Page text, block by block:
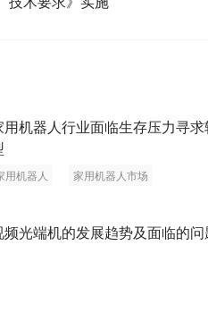
用机器人行业面临生存压力寻求
用机器人
家用机器人市场
频光端机的发展趋势及面临的问